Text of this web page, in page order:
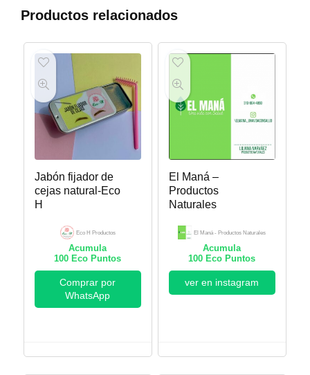
Productos relacionados
Jabón fijador de
cejas natural-Eco
H
Eco H Productos
Acumula
100 Eco Puntos
Comprar por
WhatsApp
El Maná –
Productos
Naturales
El Maná - Productos Naturales
Acumula
100 Eco Puntos
ver en instagram